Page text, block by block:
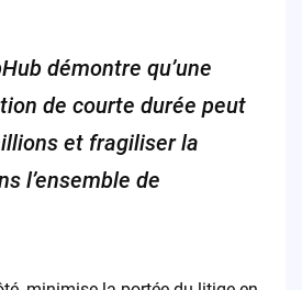
démontre qu’une
de courte durée peut
et fragiliser la
l’ensemble de